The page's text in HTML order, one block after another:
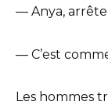
— Anya,
— C’est
Les hommes